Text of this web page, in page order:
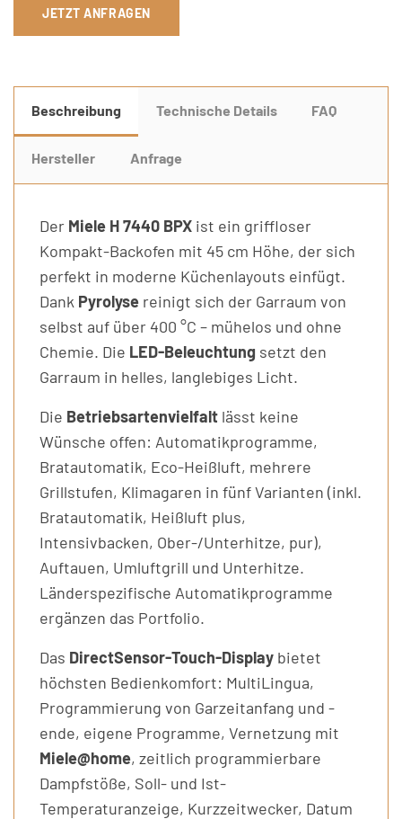
JETZT ANFRAGEN
Beschreibung Technische Details FAQ
Hersteller Anfrage
Der Miele H 7440 BPX ist ein griffloser
Kompakt-Backofen mit 45 cm Höhe, der sich
perfekt in moderne Küchenlayouts einfügt.
Dank Pyrolyse reinigt sich der Garraum von
selbst auf über 400 °C – mühelos und ohne
Chemie. Die LED-Beleuchtung setzt den
Garraum in helles, langlebiges Licht.
Die Betriebsartenvielfalt lässt keine
Wünsche offen: Automatikprogramme,
Bratautomatik, Eco-Heißluft, mehrere
Grillstufen, Klimagaren in fünf Varianten (inkl.
Bratautomatik, Heißluft plus,
Intensivbacken, Ober-/Unterhitze, pur),
Auftauen, Umluftgrill und Unterhitze.
Länderspezifische Automatikprogramme
ergänzen das Portfolio.
Das DirectSensor-Touch-Display bietet
höchsten Bedienkomfort: MultiLingua,
Programmierung von Garzeitanfang und -
ende, eigene Programme, Vernetzung mit
Miele@home, zeitlich programmierbare
Dampfstöße, Soll- und Ist-
Temperaturanzeige, Kurzzeitwecker, Datum